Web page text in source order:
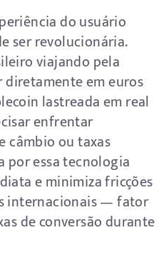
do usuário
ser revolucionária.
viajando pela
diretamente em euros
lastreada em real
enfrentar
câmbio ou taxas
por essa tecnologia
e minimiza fricções
internacionais — fator
de conversão durante